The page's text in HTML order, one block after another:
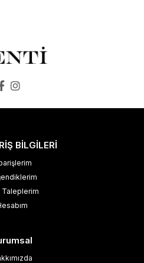
BİLGİLERİ
Taleplerim